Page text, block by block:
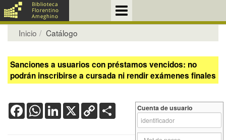
Inicio Catálogo
Sanciones a usuarios con préstamos vencidos: no
podrán inscribirse a cursada ni rendir exámenes finales
FacebookWhatsApp
LinkedIn
X Copy
Link
Cuenta de usuario